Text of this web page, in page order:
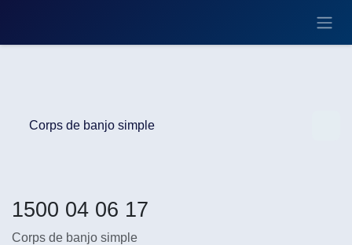
Corps de banjo simple
1500 04 06 17
Corps de banjo simple